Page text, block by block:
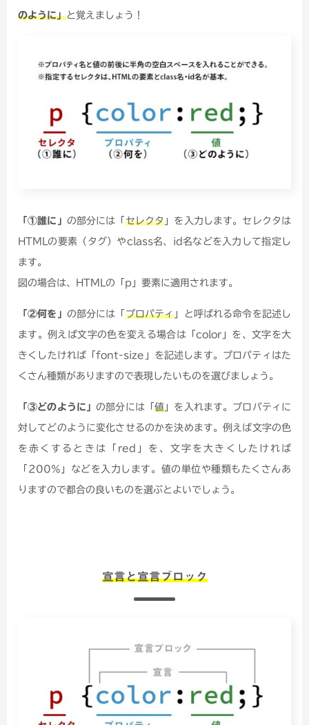
のように」と覚えましょう！
「①誰に」 の部分には「 セレクタ 」を入力します。セレクタは
HTMLの要素（タグ）やclass名、id名などを入力して指定し
ます。
図の場合は、HTMLの「p」要素に適用されます。
「②何を」 の部分には「 プロパティ 」と呼ばれる命令を記述し
ます。例えば文字の色を変える場合は「color」を、文字を大
きくしたければ「font-size」を記述します。プロパティはた
くさん種類がありますので表現したいものを選びましょう。
「③どのように」 の部分には「値 」を入れます。プロパティに
対してどのように変化させるのかを決めます。例えば文字の色
を赤くするときは「red」を、文字を大きくしたければ
「200%」などを入力します。値の単位や種類もたくさんあ
りますので都合の良いものを選ぶとよいでしょう。
宣言と宣言ブロック